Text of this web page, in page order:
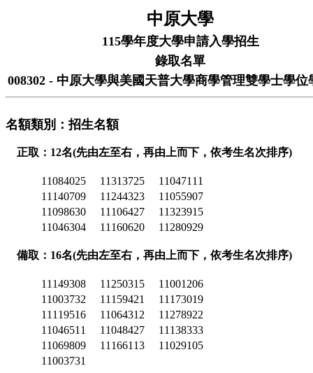
中原大學
115學年度大學申請入學招生
錄取名單
008302 - 中原大學與美國天普大學商學管理雙學士學位
名額類別：招生名額
正取：12名(先由左至右，再由上而下，依考生名次排序)
11084025 11313725
11047111
11140709
11244323
11055907
11098630
11106427
11323915
11046304
11160620 11280929
備取：16名(先由左至右，再由上而下，依考生名次排序)
11149308 11250315
11001206
11003732
11159421
11173019
11119516
11064312
11278922
11046511
11048427
11138333
11069809
11166113
11029105
11003731